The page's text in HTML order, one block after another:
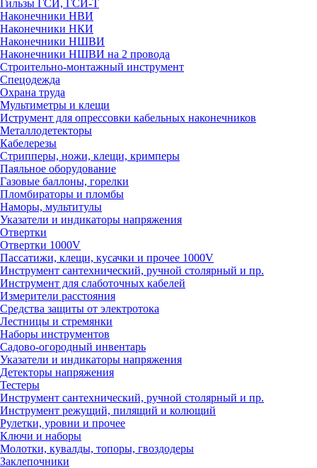
Гильзы ГСИ, ГСИ-Т
Наконечники НВИ
Наконечники НКИ
Наконечники НШВИ
Наконечники НШВИ на 2 провода
Строительно-монтажный инструмент
Спецодежда
Охрана труда
Мультиметры и клещи
Иструмент для опрессовки кабельных наконечников
Металлодетекторы
Кабелерезы
Стрипперы, ножи, клещи, кримперы
Паяльное оборудование
Газовые баллоны, горелки
Пломбираторы и пломбы
Наморы, мультитулы
Указатели и индикаторы напряжения
Отвертки
Отвертки 1000V
Пассатижи, клещи, кусачки и прочее 1000V
Инструмент сантехнический, ручной столярный и пр.
Инструмент для слаботочных кабелей
Измерители расстояния
Средства защиты от электротока
Лестницы и стремянки
Наборы инструментов
Садово-огородный инвентарь
Указатели и индикаторы напряжения
Детекторы напряжения
Тестеры
Инструмент сантехнический, ручной столярный и пр.
Инструмент режущий, пилящий и колющий
Рулетки, уровни и прочее
Ключи и наборы
Молотки, кувалды, топоры, гвоздодеры
Заклепочники